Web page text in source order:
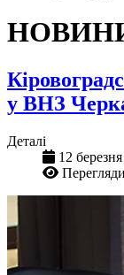
у ВНЗ
Деталі
12